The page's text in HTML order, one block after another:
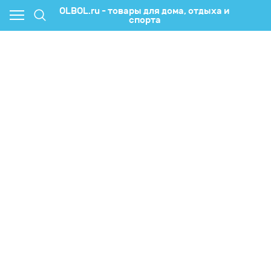
OLBOL.ru - товары для дома, отдыха и
спорта